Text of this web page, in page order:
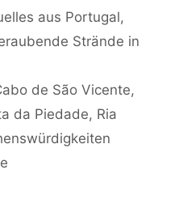
aus Portugal,
Strände in
de São Vicente,
da Piedade, Ria